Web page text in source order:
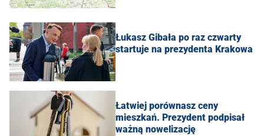
Łukasz Gibała po raz czwarty
startuje na prezydenta Krakowa
Łatwiej porównasz ceny
mieszkań. Prezydent podpisał
ważną nowelizację